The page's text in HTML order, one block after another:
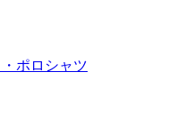
ポロシャツ